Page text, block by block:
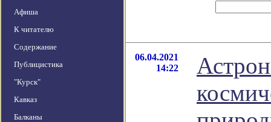
Афиша
К читателю
Содержание
Публицистика
"Курск"
Кавказ
Балканы
06.04.2021
14:22